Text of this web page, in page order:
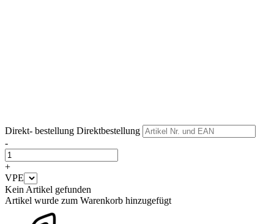
Direkt- bestellung Direktbestellung
-
+
VPE
Kein Artikel gefunden
Artikel wurde zum Warenkorb hinzugefügt